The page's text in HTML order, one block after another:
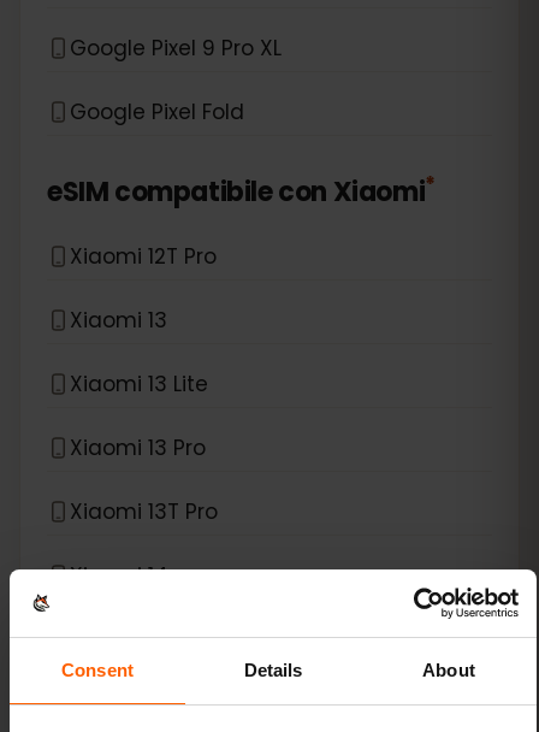
Consent Details About
Google Pixel 9 Pro XL
Google Pixel Fold
eSIM compatibile con Xiaomi*
Xiaomi 12T Pro
Xiaomi 13
Xiaomi 13 Lite
Xiaomi 13 Pro
Xiaomi 13T Pro
Xiaomi 14
Xiaomi 14 Pro
Xiaomi 14T